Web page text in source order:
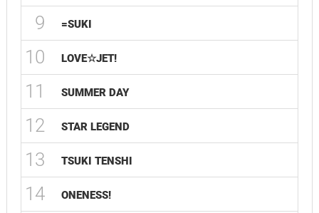
9 =SUKI
10 LOVE☆JET!
11 SUMMER DAY
12 STAR LEGEND
13 TSUKI TENSHI
14 ONENESS!